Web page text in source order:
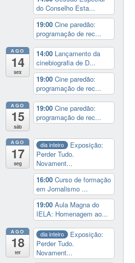
do Conselho Esta...
19:00Cine paredão:
programação de rec...
AGO
14
sex
14:00 Lançamento da
cinebiografia de D...
19:00Cine paredão:
programação de rec...
AGO
15
sáb
19:00Cine paredão:
programação de rec...
AGO
17
seg
dia inteiro
Exposição:
Perder Tudo.
Novament...
16:00Curso de formação
em Jornalismo ...
19:00Aula Magna do
IELA: Homenagem ao...
AGO
18
ter
dia inteiro
Exposição:
Perder Tudo.
Novament...